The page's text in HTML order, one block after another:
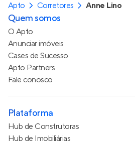
Apto Corretores Anne Lino
Quem somos
O Apto
Anunciar imóveis
Cases de Sucesso
Apto Partners
Fale conosco
Plataforma
Hub de Construtoras
Hub de Imobiliárias